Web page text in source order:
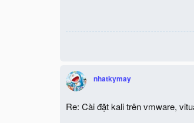
nhatkymay
Re: Cài đặt kali trên vmware,